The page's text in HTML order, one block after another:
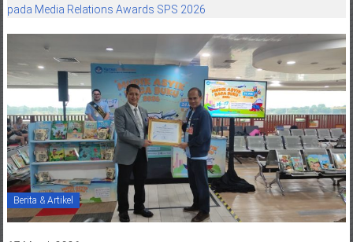
pada Media Relations Awards SPS 2026
Berita & Artikel